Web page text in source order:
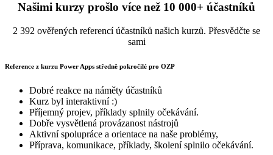
Našimi kurzy prošlo více než 10 000+ účastníků
2 392 ověřených referencí účastníků našich kurzů. Přesvědčte se
sami
Reference z kurzu Power Apps středně pokročilé pro OZP
Dobré reakce na náměty účastníků
Kurz byl interaktivní :)
Příjemný projev, příklady splnily očekávání.
Dobře vysvětlená provázanost nástrojů
Aktivní spolupráce a orientace na naše problémy,
Příprava, komunikace, příklady, školení splnilo očekávání.